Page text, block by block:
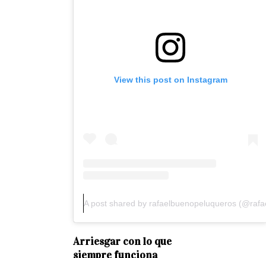
View this post on Instagram
A post shared by rafaelbuenopeluqueros
Arriesgar con lo que
siempre funciona